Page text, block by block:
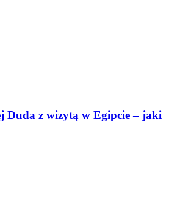
Duda z wizytą w Egipcie – jaki